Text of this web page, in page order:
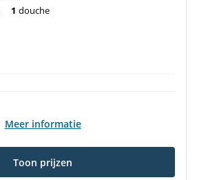
1 douche
Meer informatie
Toon prijzen